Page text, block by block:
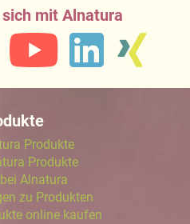
mit Alnatura
Produkte
Produkte
Alnatura
zu Produkten
online kaufen